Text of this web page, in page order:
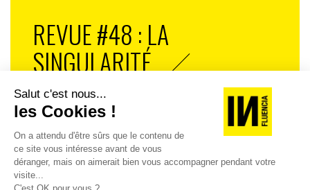
REVUE #48 : LA
SINGULARITÉ
[REVUE DIGITALE] INfluencia consacre son
prochain numéro à une question devenue
centrale dans l’économie contemporaine : Qu’est-
ce que la singularité à l’heure de la
standardisation généralisée ? Ce numéro explore
la singularité là où elle est la plus mise à l’épreuve